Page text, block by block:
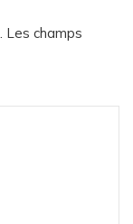
Les champs